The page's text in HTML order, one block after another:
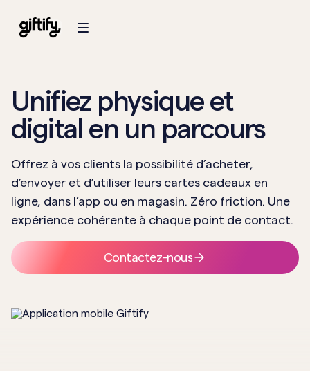
Unifiez physique et
digital en un parcours
Offrez à vos clients la possibilité d’acheter,
d’envoyer et d’utiliser leurs cartes cadeaux en
ligne, dans l’app ou en magasin. Zéro friction. Une
expérience cohérente à chaque point de contact.
Contactez-nous